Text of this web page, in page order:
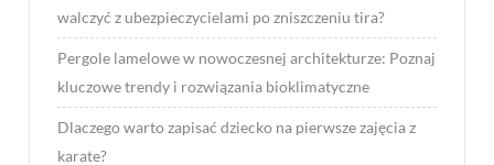
walczyć z ubezpieczycielami po zniszczeniu tira?
Pergole lamelowe w nowoczesnej architekturze: Poznaj
kluczowe trendy i rozwiązania bioklimatyczne
Dlaczego warto zapisać dziecko na pierwsze zajęcia z
karate?